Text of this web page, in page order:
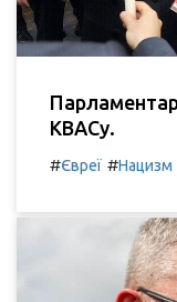
КВАСу.
#Євреї #Нацизм